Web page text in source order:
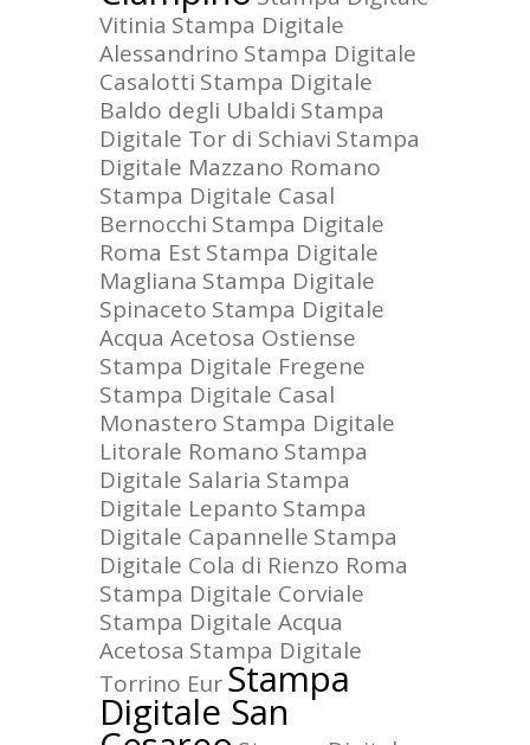
Vitinia Stampa Digitale
Alessandrino Stampa Digitale
Casalotti Stampa Digitale
Baldo degli Ubaldi Stampa
Digitale Tor di Schiavi Stampa
Digitale Mazzano Romano
Stampa Digitale Casal
Bernocchi Stampa Digitale
Roma Est Stampa Digitale
Magliana Stampa Digitale
Spinaceto Stampa Digitale
Acqua Acetosa Ostiense
Stampa Digitale Fregene
Stampa Digitale Casal
Monastero Stampa Digitale
Litorale Romano Stampa
Digitale Salaria Stampa
Digitale Lepanto Stampa
Digitale Capannelle Stampa
Digitale Cola di Rienzo Roma
Stampa Digitale Corviale
Stampa Digitale Acqua
Acetosa Stampa Digitale
Torrino EurStampa
Digitale San